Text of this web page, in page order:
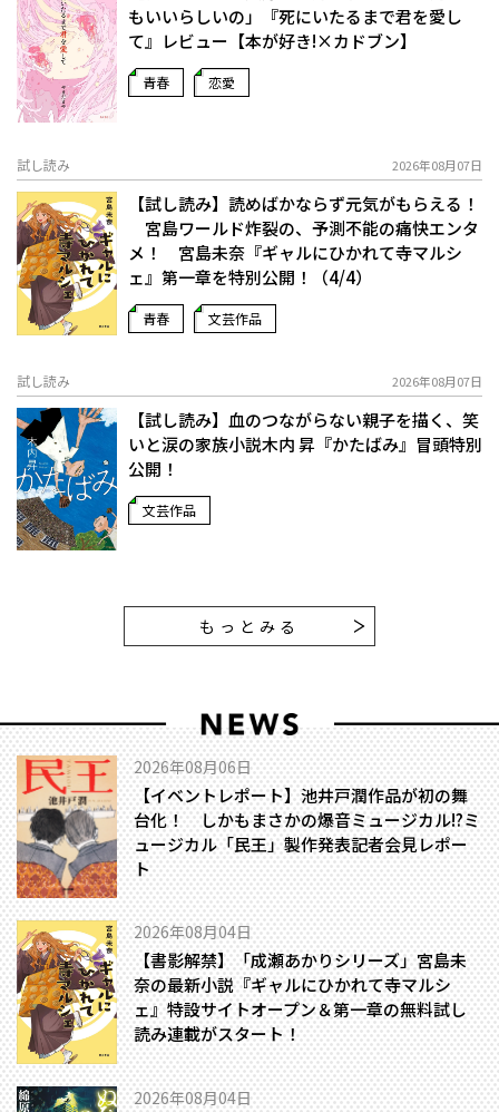
もいいらしいの」――『死にいたるまで君を愛し
て』レビュー【本が好き!×カドブン】
青春 恋愛
試し読み 2026年08月07日
【試し読み】読めばかならず元気がもらえる！
宮島ワールド炸裂の、予測不能の痛快エンタ
メ！ 宮島未奈『ギャルにひかれて寺マルシ
ェ』第一章を特別公開！（4/4）
青春 文芸作品
試し読み 2026年08月07日
【試し読み】血のつながらない親子を描く、笑
いと涙の家族小説――木内 昇『かたばみ』冒頭特別
公開！
文芸作品
もっとみる
2026年08月06日
【イベントレポート】池井戸潤作品が初の舞
台化！ しかもまさかの爆音ミュージカル!?――ミ
ュージカル「民王」製作発表記者会見レポー
ト
2026年08月04日
【書影解禁】「成瀬あかりシリーズ」宮島未
奈の最新小説『ギャルにひかれて寺マルシ
ェ』特設サイトオープン＆第一章の無料試し
読み連載がスタート！
2026年08月04日